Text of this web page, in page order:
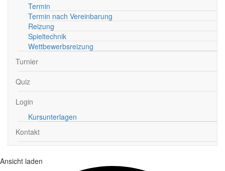
Termin
Termin nach Vereinbarung
Reizung
Spieltechnik
Wettbewerbsreizung
Turnier
Quiz
Login
Kursunterlagen
Kontakt
Ansicht laden